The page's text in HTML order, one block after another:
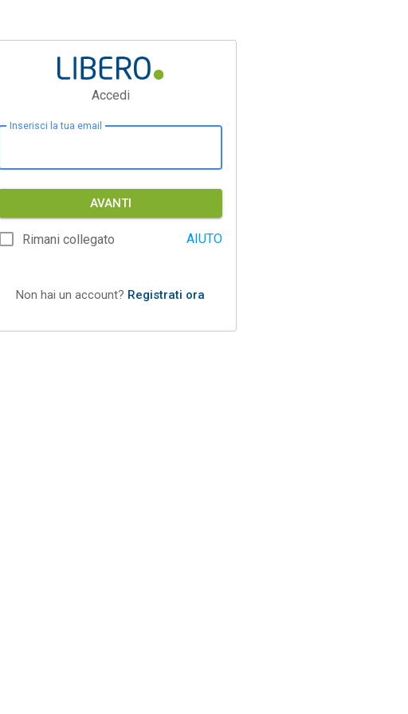
Accedi
Inserisci la tua email
AVANTI
Rimani collegato AIUTO
Non hai un account? Registrati ora